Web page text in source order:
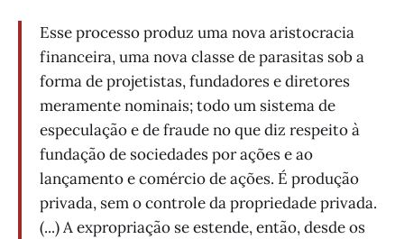
Esse processo produz uma nova aristocracia
financeira, uma nova classe de parasitas sob a
forma de projetistas, fundadores e diretores
meramente nominais; todo um sistema de
especulação e de fraude no que diz respeito à
fundação de sociedades por ações e ao
lançamento e comércio de ações. É produção
privada, sem o controle da propriedade privada.
(...) A expropriação se estende, então, desde os